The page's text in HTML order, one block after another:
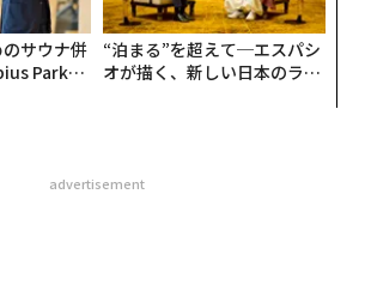
サウナ併
Park」
“泊まる”を超えて─エスパシ
オが描く、新しい日本のラグ
advertisement